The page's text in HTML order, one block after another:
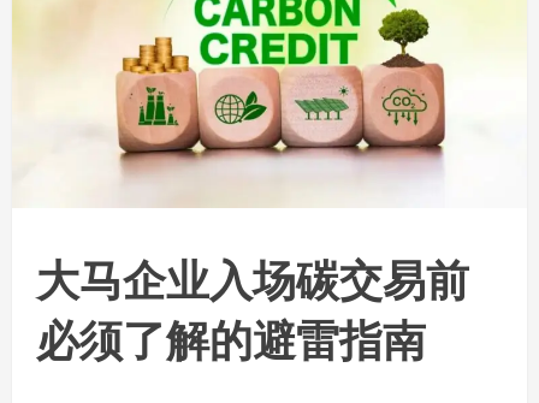
大马企业入场碳交易前
必须了解的避雷指南